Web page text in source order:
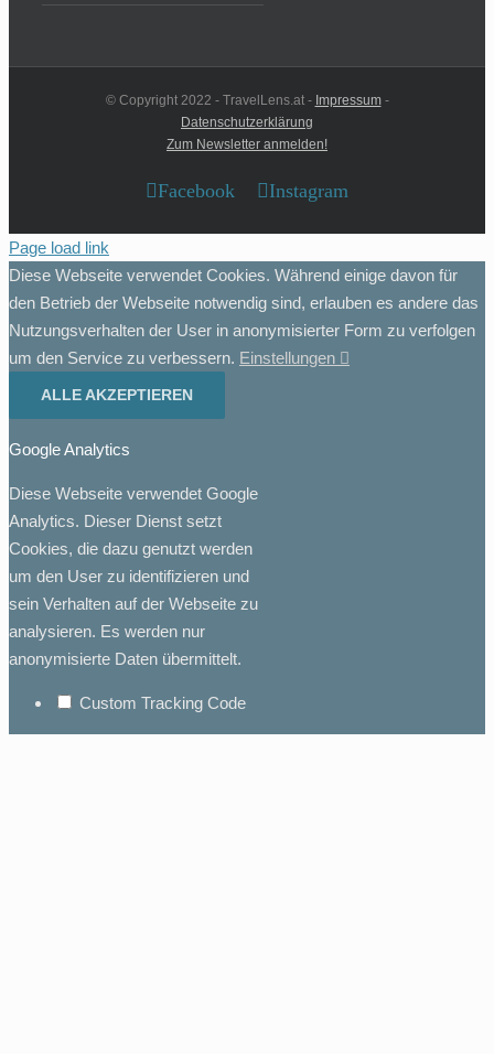
© Copyright 2022 - TravelLens.at - Impressum-
Datenschutzerklärung
Zum Newsletter anmelden!
Facebook Instagram
Page load link
Diese Webseite verwendet Cookies. Während einige davon für
den Betrieb der Webseite notwendig sind, erlauben es andere das
Nutzungsverhalten der User in anonymisierter Form zu verfolgen
um den Service zu verbessern. Einstellungen
ALLE AKZEPTIEREN
Google Analytics
Diese Webseite verwendet Google
Analytics. Dieser Dienst setzt
Cookies, die dazu genutzt werden
um den User zu identifizieren und
sein Verhalten auf der Webseite zu
analysieren. Es werden nur
anonymisierte Daten übermittelt.
Custom Tracking Code